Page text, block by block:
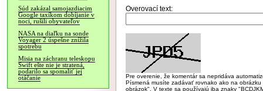
Súd zakázal samojazdiacim
Google taxíkom dobíjanie v
noci, rušili obyvateľov
NASA na diaľku na sonde
Voyager 2 úspešne znížila
spotrebu
Misia na záchranu teleskopu
Swift ešte nie je stratená,
podarilo sa spomaliť jej
otáčanie
Overovací text:
Pre overenie, že komentár sa nepridáva
Písmená musíte zadávať rovnako ako na
obrázok". V texte sa používajú iba znaky